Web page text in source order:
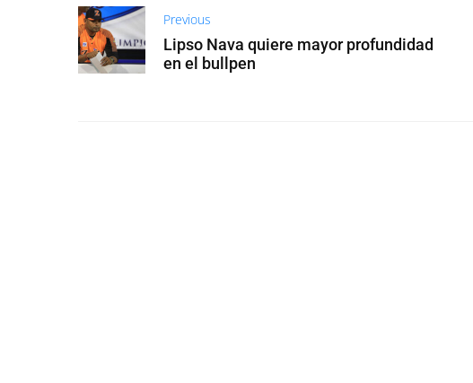
Previous
Lipso Nava quiere mayor profundidad
en el bullpen